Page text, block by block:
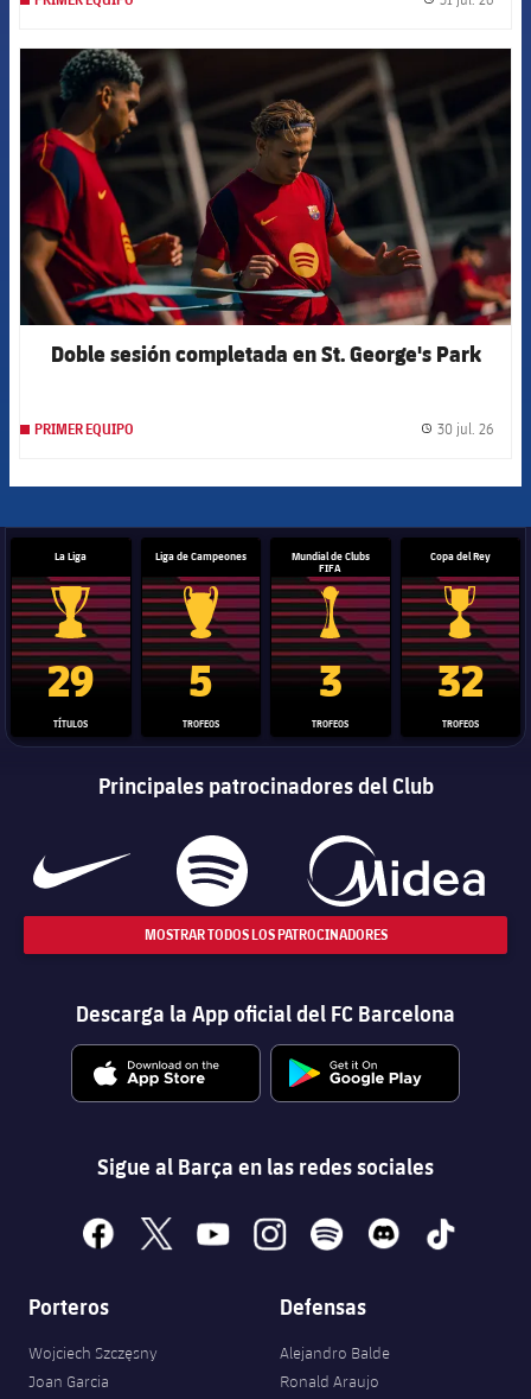
FCB Barcelona badge
Doble sesión completada en St. George's Park
PRIMER EQUIPO 30 jul. 26
La Liga
Trofeo de La Liga
29
TÍTULOS
Liga de Campeones
Trofeo de la Liga de Campeones
5
TROFEOS
Mundial de Clubs
FIFA
Trofeo del Mundial de
3
TROFEOS
Copa del Rey
Copa del
32
TROFEOS
Principales patrocinadores del Club
MOSTRAR TODOS LOS PATROCINADORES
Descarga la App oficial del FC Barcelona
Sigue al Barça en las redes sociales
facebook
x youtubeinstagramspotify discord tiktok
Porteros
Wojciech Szczęsny
Joan Garcia
Defensas
Alejandro Balde
Ronald Araujo